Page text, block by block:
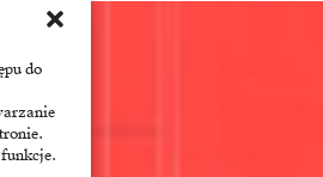
do